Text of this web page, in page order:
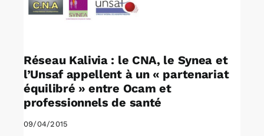
Réseau Kalivia : le CNA, le Synea et
l’Unsaf appellent à un « partenariat
équilibré » entre Ocam et
professionnels de santé
09/04/2015